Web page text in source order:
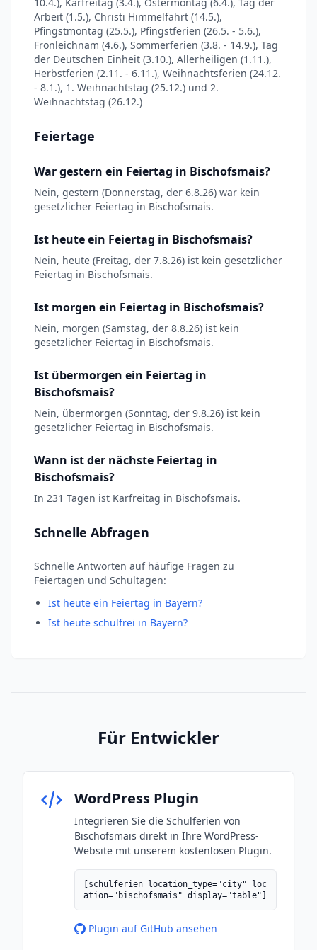
Arbeit (1.5.), Christi Himmelfahrt (14.5.),
Pfingstmontag (25.5.), Pfingstferien (26.5. - 5.6.),
Fronleichnam (4.6.), Sommerferien (3.8. - 14.9.), Tag
der Deutschen Einheit (3.10.), Allerheiligen (1.11.),
Herbstferien (2.11. - 6.11.), Weihnachtsferien (24.12.
- 8.1.), 1. Weihnachtstag (25.12.) und 2.
Weihnachtstag (26.12.)
Feiertage
War gestern ein Feiertag in Bischofsmais?
Nein, gestern (Donnerstag, der 6.8.26) war kein
gesetzlicher Feiertag in Bischofsmais.
Ist heute ein Feiertag in Bischofsmais?
Nein, heute (Freitag, der 7.8.26) ist kein gesetzlicher
Feiertag in Bischofsmais.
Ist morgen ein Feiertag in Bischofsmais?
Nein, morgen (Samstag, der 8.8.26) ist kein
gesetzlicher Feiertag in Bischofsmais.
Ist übermorgen ein Feiertag in
Bischofsmais?
Nein, übermorgen (Sonntag, der 9.8.26) ist kein
gesetzlicher Feiertag in Bischofsmais.
Wann ist der nächste Feiertag in
Bischofsmais?
In 231 Tagen ist Karfreitag in Bischofsmais.
Schnelle Abfragen
Schnelle Antworten auf häufige Fragen zu
Feiertagen und Schultagen:
Ist heute ein Feiertag in Bayern?
Ist heute schulfrei in Bayern?
Für Entwickler
WordPress Plugin
Integrieren Sie die Schulferien von
Bischofsmais direkt in Ihre WordPress-
Website mit unserem kostenlosen Plugin.
[schulferien location_type="city" loc
ation="bischofsmais" display="table"]
Plugin auf GitHub ansehen